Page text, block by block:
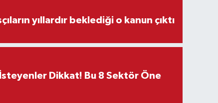
Mirasçıların yıllardır beklediği o kanun çıktı
Dikkat! Bu 8 Sektör Öne